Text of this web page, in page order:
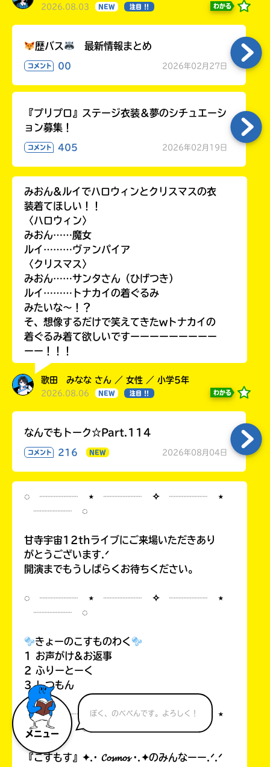
メニュー
ぼく、のべぺんです。よろしく！
2026.08.03 NEW 注目 !! わかる
歴バス 最新情報まとめ
コメント 00 2026年02月27日
『プリプロ』ステージ衣装＆夢のシチュエーシ
ョン募集！
コメント 405 2026年02月19日
みおん&ルイでハロウィンとクリスマスの衣
装着てほしい！！
〈ハロウィン〉
みおん……魔女
ルイ………ヴァンパイア
〈クリスマス〉
みおん……サンタさん（ひげつき）
ルイ………トナカイの着ぐるみ
みたいな〜！？
そ、想像するだけで笑えてきたwトナカイの
着ぐるみ着て欲しいですーーーーーーーーー
ーー！！！
歌田 みなな さん ／ 女性 ／ 小学5年
2026.08.06 NEW 注目 !! わかる
なんでもトーク☆Part.114
コメント 216 NEW 2026年08月04日
◌ ┈┈┈┈ ⋆ ┈┈┈┈ ✧ ┈┈┈┈ ⋆
┈┈┈┈ ◌
甘寺宇宙12thライブにご来場いただきあり
がとうございます.ᐟ
開演までもうしばらくお待ちください。
◌ ┈┈┈┈ ⋆ ┈┈┈┈ ✧ ┈┈┈┈ ⋆
┈┈┈┈ ◌
きょーのこすものわく
1 お声がけ&お返事
2 ふりーとーく
3 しつもん
◌ ┈┈┈┈ ⋆ ┈┈┈┈ ✧ ┈┈┈┈ ⋆
┈┈┈┈ ◌
『こすもす』✦.· 𝓒𝓸𝓼𝓶𝓸𝓼 ·.✦のみんなーー.ᐟ.ᐟ